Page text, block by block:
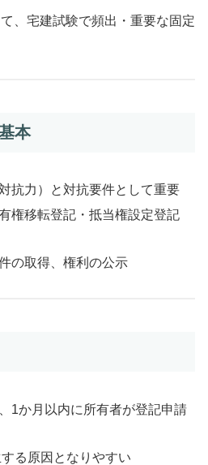
、宅建試験で頻出・重要な固定
本
抗力）と対抗要件として重要
権移転登記・抵当権設定登記
の取得、権利の公示
1か月以内に所有者が登記申請
る原因となりやすい